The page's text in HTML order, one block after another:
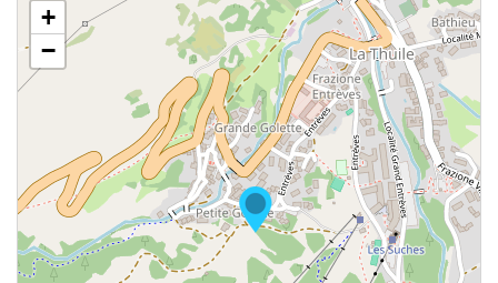
+
−